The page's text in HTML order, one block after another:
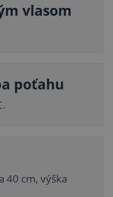
vlasom
poťahu
40 cm, výška